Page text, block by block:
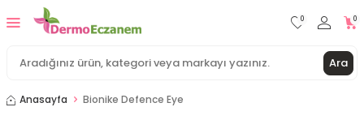
Ara
0 0
Anasayfa Bionike Defence Eye